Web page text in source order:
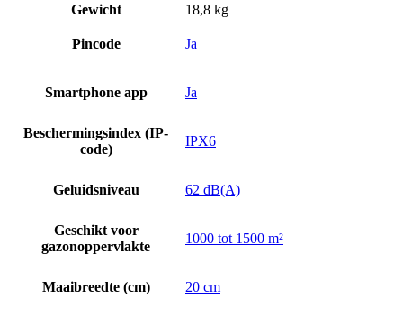
Gewicht 18,8 kg
Pincode Ja
Smartphone app Ja
Beschermingsindex (IP-
code)
IPX6
Geluidsniveau 62 dB(A)
Geschikt voor
gazonoppervlakte
1000 tot 1500 m²
Maaibreedte (cm) 20 cm